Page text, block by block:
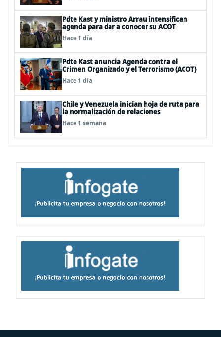
Pdte Kast y ministro Arrau intensifican
agenda para dar a conocer su ACOT
Hace 1 día
Pdte Kast anuncia Agenda contra el
Crimen Organizado y el Terrorismo (ACOT)
Hace 1 día
Chile y Venezuela inician hoja de ruta para
la normalización de relaciones
Hace 1 semana